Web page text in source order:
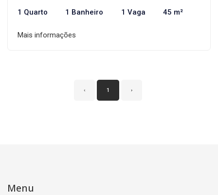
1 Quarto 1 Banheiro 1 Vaga 45 m²
Mais informações
‹ 1 ›
Menu